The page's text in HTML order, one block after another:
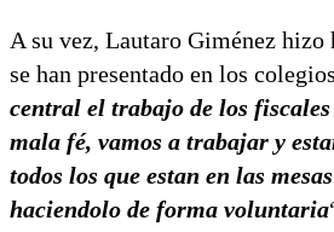
A su vez, Lautaro Giménez hizo
se han presentado en los
central el trabajo de los
mala fé, vamos a trabajar y
todos los que estan en las
haciendolo de forma voluntaria